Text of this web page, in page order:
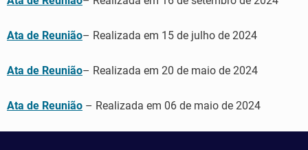
Ata de Reunião– Realizada em 15 de julho de 2024
Ata de Reunião– Realizada em 20 de maio de 2024
Ata de Reunião – Realizada em 06 de maio de 2024